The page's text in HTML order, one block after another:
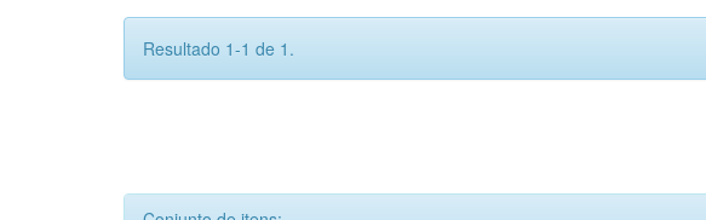
Resultado 1-1 de 1.